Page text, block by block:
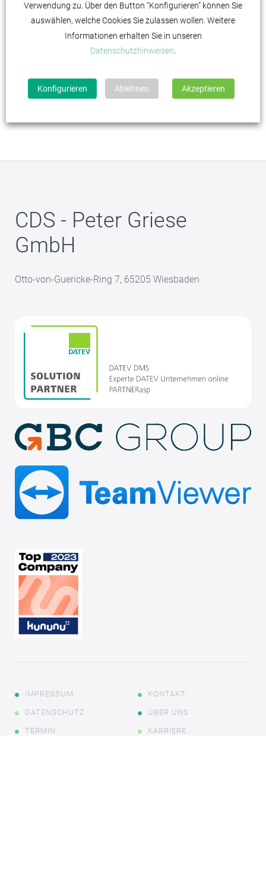
CDS - Peter Griese
GmbH
Otto-von-Guericke-Ring 7, 65205 Wiesbaden
IMPRESSUM KONTAKT
DATENSCHUTZ ÜBER UNS
TERMIN KARRIERE
Verwendung zu. Über den Button "Konfigurieren" können Sie
auswählen, welche Cookies Sie zulassen wollen. Weitere
Informationen erhalten Sie in unseren
Datenschutzhinweisen.
Konfigurieren Ablehnen Akzeptieren